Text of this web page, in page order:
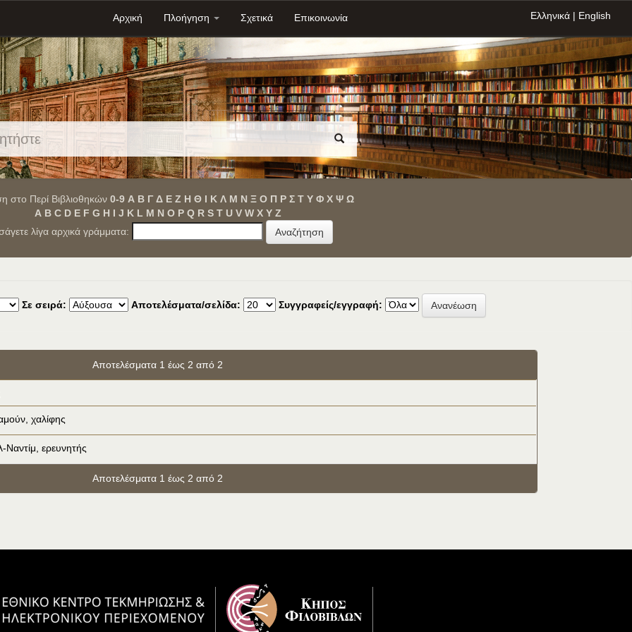
Αρχική Πλοήγηση Σχετικά Επικοινωνία Ελληνικά | English
στο Περί Βιβλιοθηκών 0-9 Α Β Γ Δ Ε Ζ Η Θ Ι Κ Λ Μ Ν Ξ Ο Π Ρ Σ Τ Υ Φ Χ Ψ Ω
A B C D E F G H I J K L M N O P Q R S T U V W X Y Z
λίγα αρχικά γράμματα:
Σε σειρά: Αποτελέσματα/σελίδα: Συγγραφείς/εγγραφή:
Αποτελέσματα 1 έως 2 από 2
χαλίφης
Ναντίμ, ερευνητής
Αποτελέσματα 1 έως 2 από 2